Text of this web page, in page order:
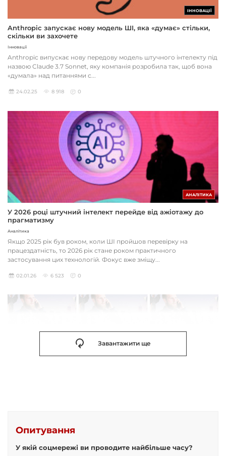
ІННОВАЦІЇ
Anthropic запускає нову модель ШІ, яка «думає» стільки,
скільки ви захочете
Інновації
Anthropic випускає нову передову модель штучного інтелекту під
назвою Claude 3.7 Sonnet, яку компанія розробила так, щоб вона
«думала» над питаннями с...
24.02.25 8 918 0
АНАЛІТИКА
У 2026 році штучний інтелект перейде від ажіотажу до
прагматизму
Аналітика
Якщо 2025 рік був роком, коли ШІ пройшов перевірку на
працездатність, то 2026 рік стане роком практичного
застосування цих технологій. Фокус вже зміщу...
02.01.26 6 523 0
Завантажити ще
Опитування
У якій соцмережі ви проводите найбільше часу?